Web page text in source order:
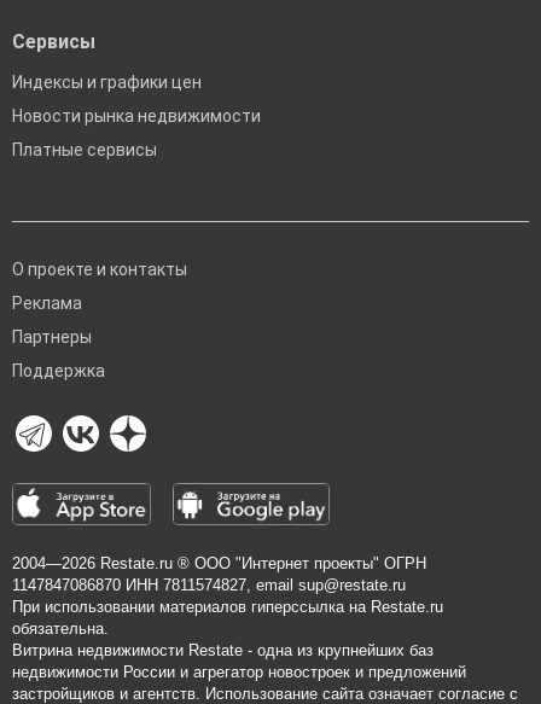
Сервисы
Индексы и графики цен
Новости рынка недвижимости
Платные сервисы
О проекте и контакты
Реклама
Партнеры
Поддержка
2004—2026 Restate.ru ® ООО "Интернет проекты" ОГРН
1147847086870 ИНН 7811574827, email sup@restate.ru
При использовании материалов гиперссылка на Restate.ru
обязательна.
Витрина недвижимости Restate - одна из крупнейших баз
недвижимости России и агрегатор новостроек и предложений
застройщиков и агентств. Использование сайта означает согласие с